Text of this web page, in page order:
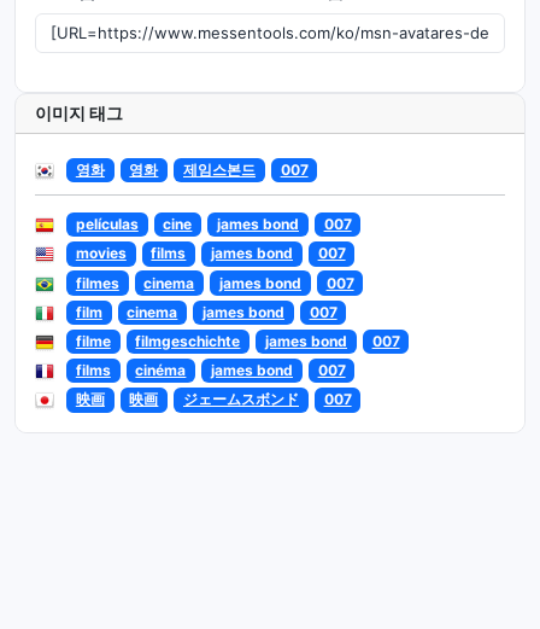
이미지 태그
영화 영화 제임스본드 007
películas cine james bond
007
movies
films james bond
007
filmes
cinema james bond
007
film
cinema james bond
007
filme
filmgeschichte james bond
007
films
cinéma james bond
007
映画
映画 ジェームスボンド 007